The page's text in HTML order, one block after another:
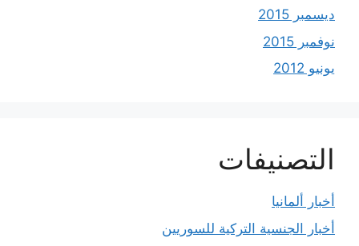
ديسمبر 2015
نوفمبر 2015
يونيو 2012
التصنيفات
أخبار ألمانيا
أخبار الجنسية التركية للسوريين